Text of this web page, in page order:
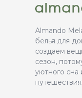
Almando
белья для
создаем
сезон,
уютного сна